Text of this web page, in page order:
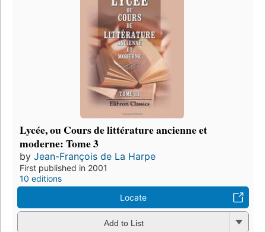
Lycée, ou Cours de littérature ancienne et
moderne: Tome 3
by Jean-François de La Harpe
First published in 2001
10 editions
Locate
Add to List